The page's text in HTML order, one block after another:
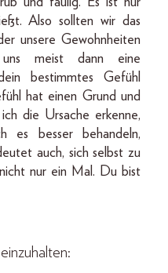
Also sollten wir das
unsere Gewohnheiten
meist dann eine
bestimmtes Gefühl
hat einen Grund und
die Ursache erkenne,
es besser behandeln,
auch, sich selbst zu
nur ein Mal. Du bist